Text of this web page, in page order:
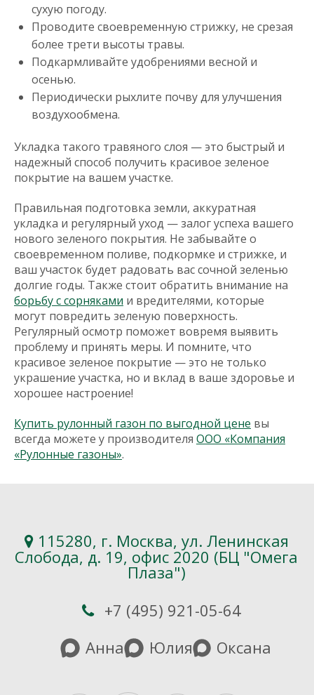
сухую погоду.
Проводите своевременную стрижку, не срезая
более трети высоты травы.
Подкармливайте удобрениями весной и
осенью.
Периодически рыхлите почву для улучшения
воздухообмена.
Укладка такого травяного слоя — это быстрый и
надежный способ получить красивое зеленое
покрытие на вашем участке.
Правильная подготовка земли, аккуратная
укладка и регулярный уход — залог успеха вашего
нового зеленого покрытия. Не забывайте о
своевременном поливе, подкормке и стрижке, и
ваш участок будет радовать вас сочной зеленью
долгие годы. Также стоит обратить внимание на
борьбу с сорняками и вредителями, которые
могут повредить зеленую поверхность.
Регулярный осмотр поможет вовремя выявить
проблему и принять меры. И помните, что
красивое зеленое покрытие — это не только
украшение участка, но и вклад в ваше здоровье и
хорошее настроение!
Купить рулонный газон по выгодной цене вы
всегда можете у производителя ООО «Компания
«Рулонные газоны».
115280, г. Москва, ул. Ленинская
Слобода, д. 19, офис 2020 (БЦ "Омега
Плаза")
+7 (495) 921-05-64
Анна
Юлия Оксана